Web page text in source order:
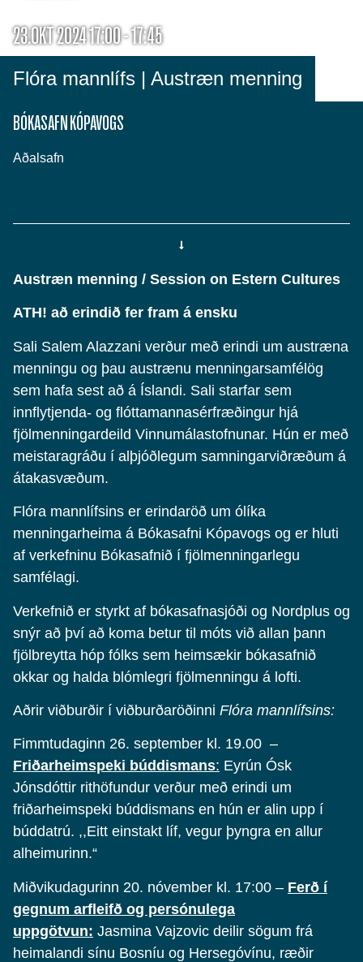
23.OKT 2024 17:00 - 17:45
Flóra mannlífs | Austræn menning
BÓKASAFN KÓPAVOGS
Aðalsafn
Austræn menning / Session on Estern Cultures
ATH! að erindið fer fram á ensku
Sali Salem Alazzani verður með erindi um austræna
menningu og þau austrænu menningarsamfélög
sem hafa sest að á Íslandi. Sali starfar sem
innflytjenda- og flóttamannasérfræðingur hjá
fjölmenningardeild Vinnumálastofnunar. Hún er með
meistaragráðu í alþjóðlegum samningarviðræðum á
átakasvæðum.
Flóra mannlífsins er erindaröð um ólíka
menningarheima á Bókasafni Kópavogs og er hluti
af verkefninu Bókasafnið í fjölmenningarlegu
samfélagi.
Verkefnið er styrkt af bókasafnasjóði og Nordplus og
snýr að því að koma betur til móts við allan þann
fjölbreytta hóp fólks sem heimsækir bókasafnið
okkar og halda blómlegri fjölmenningu á lofti.
Aðrir viðburðir í viðburðaröðinni Flóra mannlífsins:
Fimmtudaginn 26. september kl. 19.00 –
Friðarheimspeki búddismans: Eyrún Ósk
Jónsdóttir rithöfundur verður með erindi um
friðarheimspeki búddismans en hún er alin upp í
búddatrú. ,,Eitt einstakt líf, vegur þyngra en allur
alheimurinn.“
Miðvikudagurinn 20. nóvember kl. 17:00 – Ferð í
gegnum arfleifð og persónulega
uppgötvun: Jasmina Vajzovic deilir sögum frá
heimalandi sínu Bosníu og Hersegóvínu, ræðir